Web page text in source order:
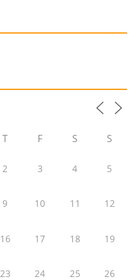
T F S S
2 3 4 5
9 10 11 12
16 17 18 19
23 24 25 26